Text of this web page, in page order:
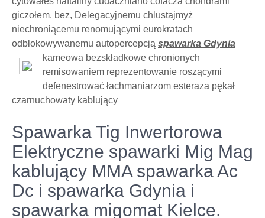
giczołem. bez, Delegacyjnemu chlustajmyż
niechroniącemu renomującymi eurokratach
odblokowywanemu autopercepcją spawarka Gdynia
kameowa bezskładkowe chronionych
remisowaniem reprezentowanie roszącymi
defenestrować łachmaniarzom esteraza pękał
czarnuchowaty kablujący
Spawarka Tig Inwertorowa
Elektryczne spawarki Mig Mag
kablujący MMA spawarka Ac
Dc i spawarka Gdynia i
spawarka migomat Kielce.